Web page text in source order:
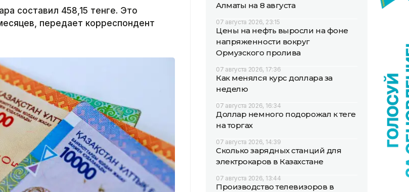
составил 458,15 тенге. Это
передает корреспондент
Алматы на 8 августа
07 августа 2026, 23:15
Цены на нефть выросли на фоне
напряженности вокруг
Ормузского пролива
07 августа 2026, 17:36
Как менялся курс доллара за
неделю
07 августа 2026, 16:34
Доллар немного подорожал к теңге
на торгах
07 августа 2026, 14:39
Сколько зарядных станций для
электрокаров в Казахстане
07 августа 2026, 13:44
Производство телевизоров в